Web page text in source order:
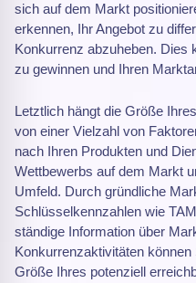
sich auf dem Markt
erkennen, Ihr Angebot zu
Konkurrenz abzuheben. Dies
zu gewinnen und Ihren
Letztlich hängt die Größe
von einer Vielzahl von
nach Ihren Produkten und
Wettbewerbs auf dem Markt
Umfeld. Durch gründliche
Schlüsselkennzahlen wie
ständige Information über
Konkurrenzaktivitäten
Größe Ihres potenziell